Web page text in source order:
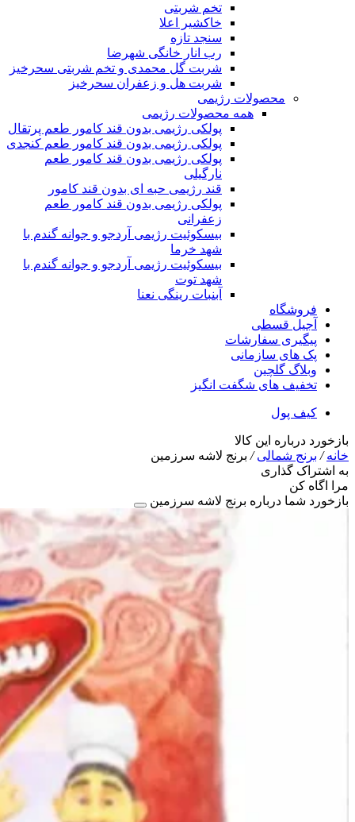
تخم شربتی
خاکشیر اعلا
سنجد تازه
رب انار خانگی شهرضا
شربت گل محمدی و تخم شربتی سحرخیز
شربت هل و زعفران سحرخیز
محصولات رژیمی
همه محصولات رژیمی
پولکی رژیمی بدون قند کامور طعم پرتقال
پولکی رژیمی بدون قند کامور طعم کنجدی
پولکی رژیمی بدون قند کامور طعم
نارگیلی
قند رژیمی حبه ای بدون قند کامور
پولکی رژیمی بدون قند کامور طعم
زعفرانی
بيسکوئيت رژیمی آردجو و جوانه گندم با
شهد خرما
بيسکوئيت رژیمی آردجو و جوانه گندم با
شهد توت
آبنبات رینگی نعنا
فروشگاه
آجیل قسطی
پیگیری سفارشات
پک های سازمانی
وبلاگ گلچین
تخفیف های شگفت انگیز
کیف پول
بازخورد درباره این کالا
خانه/ برنج شمالی/ برنج لاشه سرزمین
به اشتراک گذاری
مرا اگاه کن
بازخورد شما درباره برنج لاشه سرزمین